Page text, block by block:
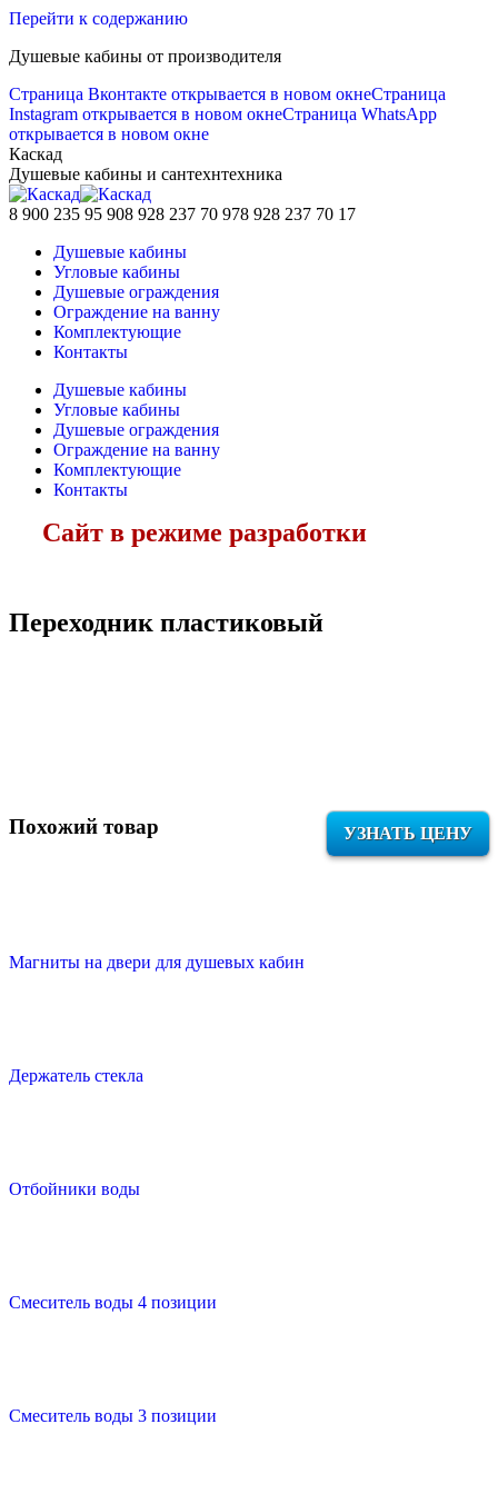
Перейти к содержанию
Душевые кабины от производителя
Страница Вконтакте открывается в новом окнеСтраница
Instagram открывается в новом окнеСтраница WhatsApp
открывается в новом окне
Каскад
Душевые кабины и сантехнтехника
8 900 235 95 908 928 237 70 978 928 237 70 17
Душевые кабины
Угловые кабины
Душевые ограждения
Ограждение на ванну
Комплектующие
Контакты
Душевые кабины
Угловые кабины
Душевые ограждения
Ограждение на ванну
Комплектующие
Контакты
Сайт в режиме разработки
Переходник пластиковый
УЗНАТЬ ЦЕНУ
Похожий товар
Магниты на двери для душевых кабин
Держатель стекла
Отбойники воды
Смеситель воды 4 позиции
Смеситель воды 3 позиции